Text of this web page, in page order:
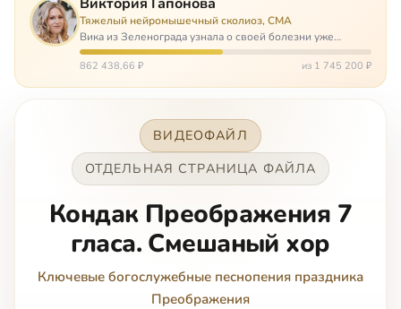
Тяжелый нейромышечный сколиоз, СМА
Вика из Зеленограда узнала о своей болезни уже
будучи в сознательном возрасте. Ей пришлось
привыкать к инвалидной коляске и сильнейшему
862 438,66 ₽ из 1 745 200 ₽
ВИДЕОФАЙЛ
ОТДЕЛЬНАЯ СТРАНИЦА ФАЙЛА
Кондак Преображения 7
гласа. Смешаный хор
Ключевые богослужебные песнопения праздника
Преображения